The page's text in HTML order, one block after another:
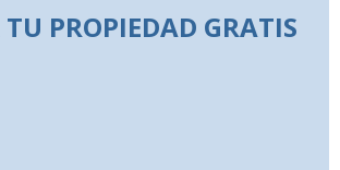
PROPIEDAD GRATIS